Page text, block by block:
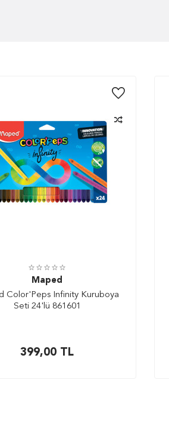
Maped
Color'Peps Infinity Kuruboya
Seti 24'lü 861601
399,00 TL